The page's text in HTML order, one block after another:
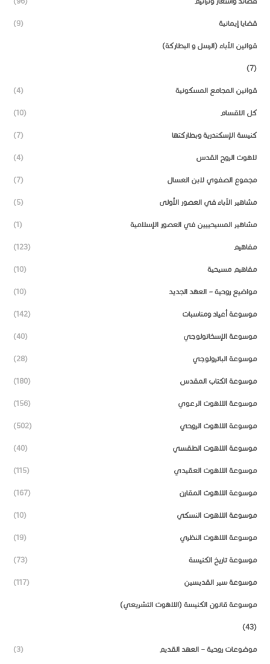
قضايا إيمانية (9)
قوانين الآباء (الرسل و البطاركة)
(7)
قوانين المجامع المسكونية (4)
كل الاقسام (10)
كنيسة الإسكندرية وبطاركتها (7)
لاهوت الروح القدس (4)
مجموع الصفوي لابن العسال (7)
مشاهير الآباء في العصور الأولى (5)
مشاهير المسيحييين في العصور الإسلامية (1)
مفاهيم (123)
مفاهيم مسيحية (10)
مواضيع روحية – العهد الجديد (10)
موسوعة أعياد ومناسبات (142)
موسوعة الإسخاتولوجي (40)
موسوعة الباترولوجي (28)
موسوعة الكتاب المقدس (180)
موسوعة اللاهوت الرعوي (156)
موسوعة اللاهوت الروحي (502)
موسوعة اللاهوت الطقسي (40)
موسوعة اللاهوت العقيدي (115)
موسوعة اللاهوت المقارن (167)
موسوعة اللاهوت النسكي (10)
موسوعة اللاهوت النظري (19)
موسوعة تاريخ الكنيسة (73)
موسوعة سير القديسين (117)
موسوعة قانون الكنيسة (اللاهوت التشريعي)
(43)
موضوعات روحية – العهد القديم (3)